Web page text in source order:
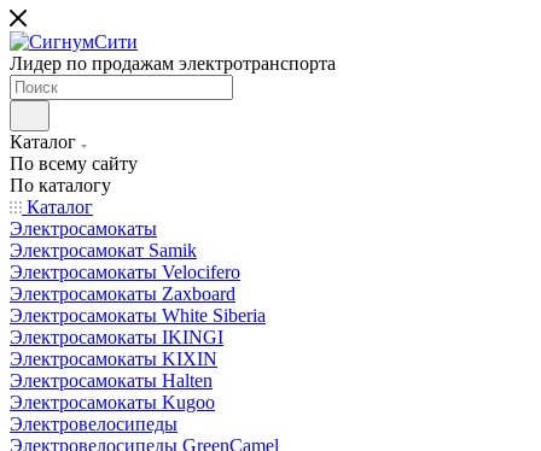
Лидер по продажам электротранспорта
Каталог
По всему сайту
По каталогу
Каталог
Электросамокаты
Электросамокат Samik
Электросамокаты Velocifero
Электросамокаты Zaxboard
Электросамокаты White Siberia
Электросамокаты IKINGI
Электросамокаты KIXIN
Электросамокаты Halten
Электросамокаты Kugoo
Электровелосипеды
Электровелосипеды GreenCamel